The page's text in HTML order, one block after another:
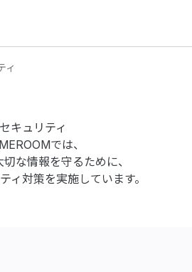
ィ
セキュリティ
では、
な情報を守るために、
ィ対策を実施しています。